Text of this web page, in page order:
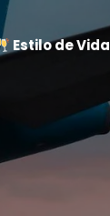
Estilo de Vida